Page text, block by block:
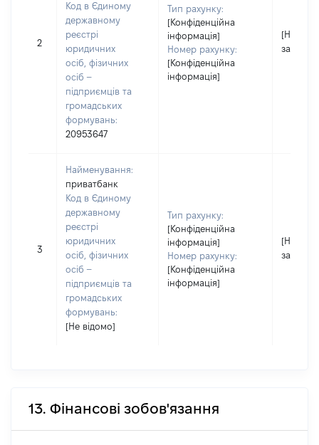
2
Код в Єдиному
державному
реєстрі
юридичних
осіб, фізичних
осіб –
підприємців та
громадських
формувань:
20953647
Тип рахунку:
[Конфіденційна
інформація]
Номер рахунку:
[Конфіденційна
інформація]
[Не
3
Найменування:
приватбанк
Код в Єдиному
державному
реєстрі
юридичних
осіб, фізичних
осіб –
підприємців та
громадських
формувань:
[Не відомо]
Тип рахунку:
[Конфіденційна
інформація]
Номер рахунку:
[Конфіденційна
інформація]
[Не
13. Фінансові зобов'язання